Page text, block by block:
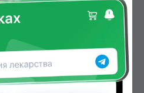
*48
100ГР *48 можно
Аптека Нур (Nur),
№3, Аслфарм №4,